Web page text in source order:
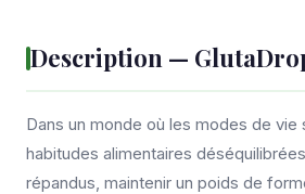
Description —
Dans un monde où les modes de vie
habitudes alimentaires
répandus, maintenir un poids de